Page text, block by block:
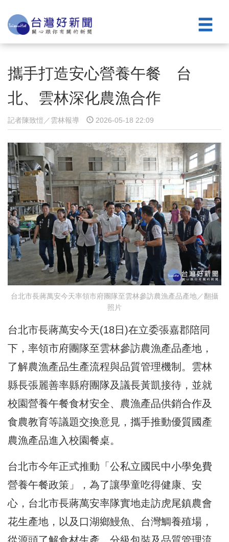
攜手打造安心營養午餐 台
北、雲林深化農漁合作
記者陳致愷／雲林報導 2026-05-18 22:09
台北市長蔣萬安今天率領市府團隊至雲林參訪農漁產品產地／翻攝
照片
台北市長蔣萬安今天(18日)在立委張嘉郡陪同
下，率領市府團隊至雲林參訪農漁產品產地，
了解農漁產品生產流程與品質管理機制。雲林
縣長張麗善率縣府團隊及議長黃凱接待，並就
校園營養午餐食材安全、農漁產品供銷合作及
食農教育等議題交換意見，攜手推動優質國產
農漁產品進入校園餐桌。
台北市今年正式推動「公私立國民中小學免費
營養午餐政策」，為了讓學童吃得健康、安
心，台北市長蔣萬安率隊實地走訪虎尾鎮農會
花生產地，以及口湖鄉鰻魚、台灣鯛養殖場，